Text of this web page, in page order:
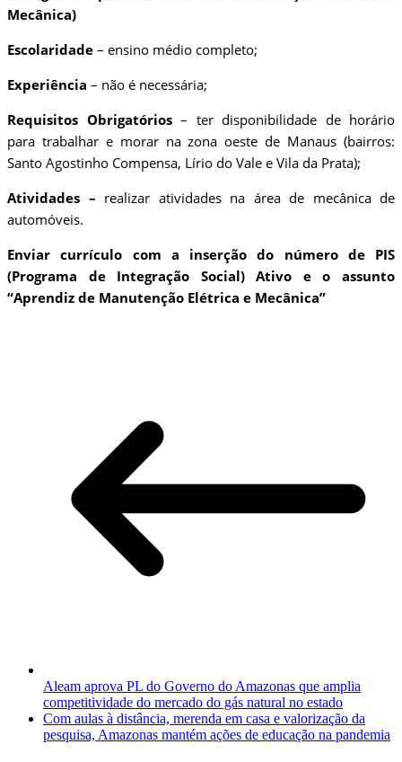
Mecânica)
Escolaridade – ensino médio completo;
Experiência – não é necessária;
Requisitos Obrigatórios– ter disponibilidade de horário
para trabalhar e morar na zona oeste de Manaus (bairros:
Santo Agostinho Compensa, Lírio do Vale e Vila da Prata);
Atividades – realizar atividades na área de mecânica de
automóveis.
Enviar currículo com a inserção do número de PIS
(Programa de Integração Social) Ativo e o assunto
“Aprendiz de Manutenção Elétrica e Mecânica”
Aleam aprova PL do Governo do Amazonas que amplia
competitividade do mercado do gás natural no estado
Com aulas à distância, merenda em casa e valorização da
pesquisa, Amazonas mantém ações de educação na pandemia